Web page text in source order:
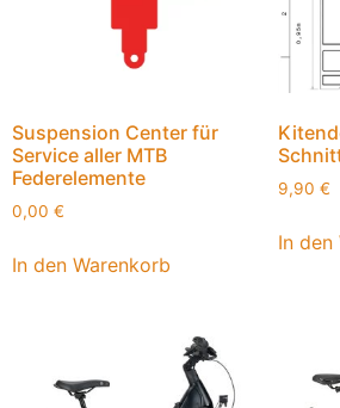
Suspension Center für
Service aller MTB
Federelemente
0,00 €
In den Warenkorb
9,90 €
In den